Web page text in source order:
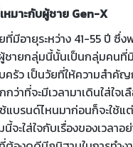
หมาะกับผู้ชาย Gen-X
มีอายุระหว่าง 41-55 ปี ซึ่
ชายกลุ่มนี้นั้นเป็นกลุ่มคนที่
ครัว เป็นวัยที่ให้ความสำคั
ว่าที่จะมีเวลามาเดินใส่ใจเ
แบรนด์ไหนมาก่อนก็จะใช้
จะใส่ใจกับเรื่องของเวลาอ